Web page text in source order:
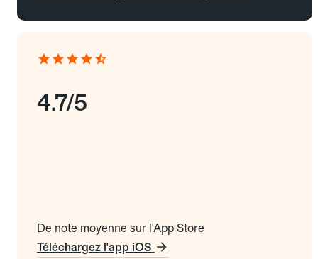
4.7/5
De note moyenne sur l'App Store
Téléchargez l'app iOS